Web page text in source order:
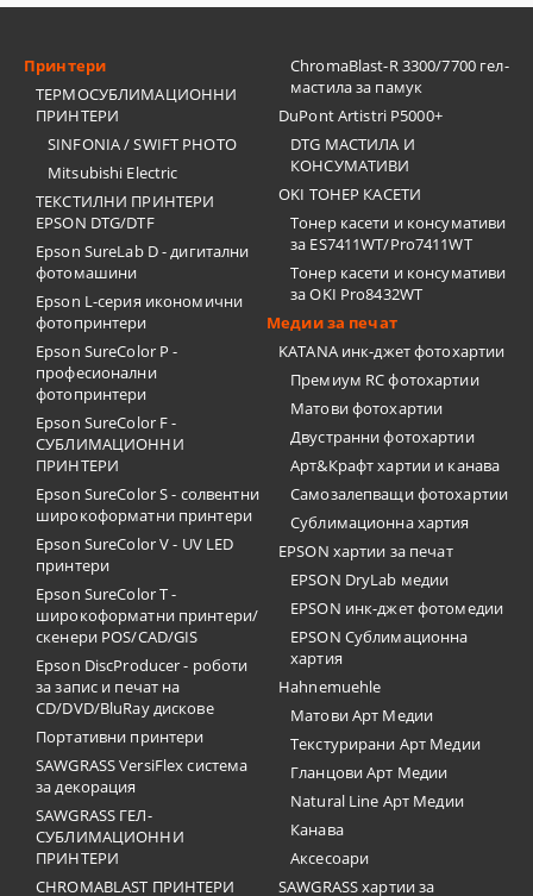
Принтери
ТЕРМОСУБЛИМАЦИОННИ
ПРИНТЕРИ
SINFONIA / SWIFT PHOTO
Mitsubishi Electric
ТЕКСТИЛНИ ПРИНТЕРИ
EPSON DTG/DTF
Epson SureLab D - дигитални
фотомашини
Epson L-серия икономични
фотопринтери
Epson SureColor P -
професионални
фотопринтери
Epson SureColor F -
СУБЛИМАЦИОННИ
ПРИНТЕРИ
Epson SureColor S - солвентни
широкоформатни принтери
Epson SureColor V - UV LED
принтери
Epson SureColor T -
широкоформатни принтери/
скенери POS/CAD/GIS
Epson DiscProducer - роботи
за запис и печат на
CD/DVD/BluRay дискове
Портативни принтери
SAWGRASS VersiFlex система
за декорация
SAWGRASS ГЕЛ-
СУБЛИМАЦИОННИ
ПРИНТЕРИ
CHROMABLAST ПРИНТЕРИ
ChromaBlast-R 3300/7700 гел-
мастила за памук
DuPont Artistri P5000+
DTG МАСТИЛА И
КОНСУМАТИВИ
OKI ТОНЕР КАСЕТИ
Тонер касети и консумативи
за ES7411WT/Pro7411WT
Тонер касети и консумативи
за OKI Pro8432WT
Медии за печат
KATANA инк-джет фотохартии
Премиум RC фотохартии
Матови фотохартии
Двустранни фотохартии
Арт&Крафт хартии и канава
Самозалепващи фотохартии
Сублимационна хартия
EPSON хартии за печат
EPSON DryLab медии
EPSON инк-джет фотомедии
EPSON Сублимационна
хартия
Hahnemuehle
Матови Арт Медии
Текстурирани Арт Медии
Гланцови Арт Медии
Natural Line Арт Медии
Канава
Аксесоари
SAWGRASS хартии за